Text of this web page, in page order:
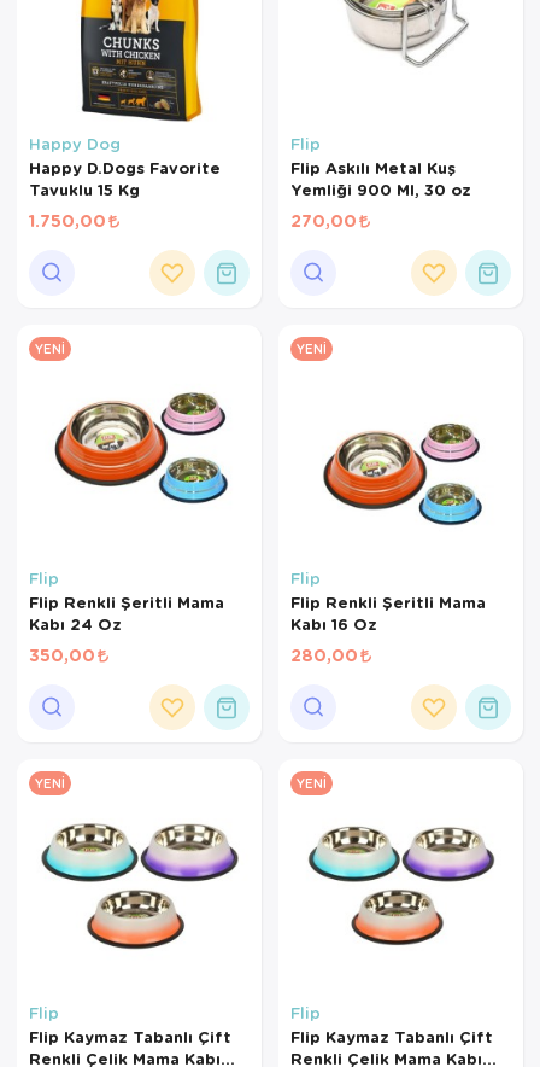
Happy Dog
Happy D.Dogs Favorite
Tavuklu 15 Kg
1.750,00
Flip
Flip Askılı Metal Kuş
Yemliği 900 Ml, 30 oz
270,00
YENI
Flip
Flip Renkli Şeritli Mama
Kabı 24 Oz
350,00
YENI
Flip
Flip Renkli Şeritli Mama
Kabı 16 Oz
280,00
YENI
Flip
Flip Kaymaz Tabanlı Çift
Renkli Çelik Mama Kabı
YENI
Flip
Flip Kaymaz Tabanlı Çift
Renkli Çelik Mama Kabı